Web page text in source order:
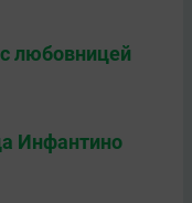
любовницей
Инфантино